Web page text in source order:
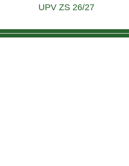
UPV ZS 26/27